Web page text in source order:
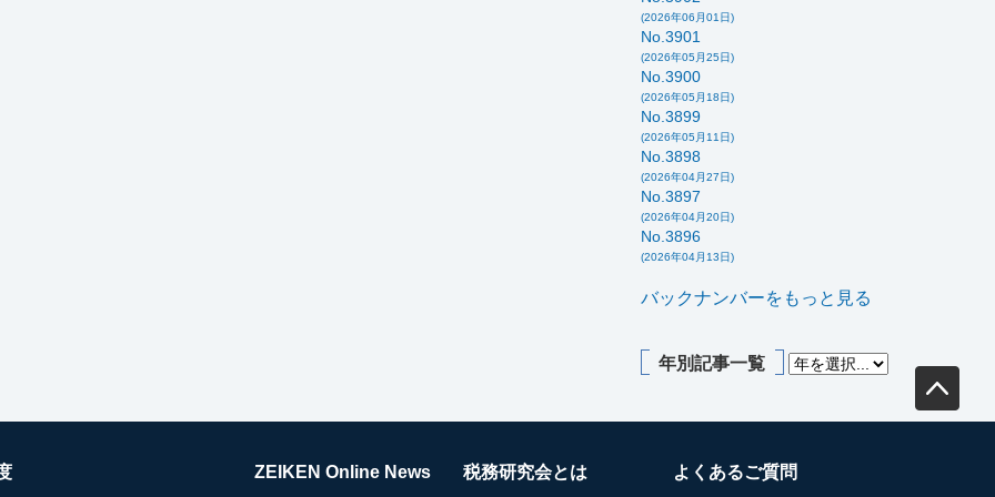
(2026年06月01日)
No.3901
(2026年05月25日)
No.3900
(2026年05月18日)
No.3899
(2026年05月11日)
No.3898
(2026年04月27日)
No.3897
(2026年04月20日)
No.3896
(2026年04月13日)
バックナンバーをもっと見る
年別記事一覧
ZEIKEN Online News 税務研究会とは よくあるご質問